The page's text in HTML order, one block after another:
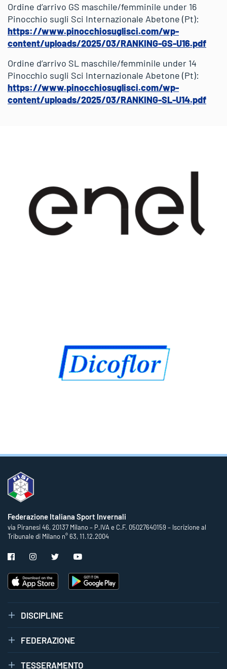
Ordine d’arrivo GS maschile/femminile under 16
Pinocchio sugli Sci Internazionale Abetone (Pt):
https://www.pinocchiosuglisci.com/wp-
content/uploads/2025/03/RANKING-GS-U16.pdf
Ordine d’arrivo SL maschile/femminile under 14
Pinocchio sugli Sci Internazionale Abetone (Pt):
https://www.pinocchiosuglisci.com/wp-
content/uploads/2025/03/RANKING-SL-U14.pdf
Federazione Italiana Sport Invernali
via Piranesi 46, 20137 Milano – P.IVA e C.F. 05027640159 – Iscrizione al
Tribunale di Milano n° 63, 11.12.2004
DISCIPLINE
FEDERAZIONE
TESSERAMENTO